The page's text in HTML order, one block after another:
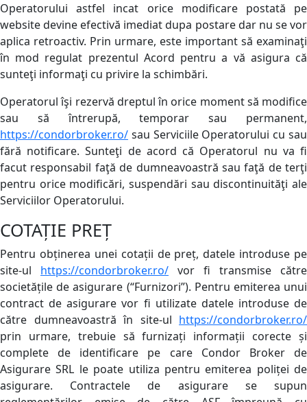
Operatorului astfel incat orice modificare postată pe
website devine efectivă imediat dupa postare dar nu se vor
aplica retroactiv. Prin urmare, este important să examinaţi
în mod regulat prezentul Acord pentru a vă asigura că
sunteţi informaţi cu privire la schimbări.
Operatorul îşi rezervă dreptul în orice moment să modifice
sau să întrerupă, temporar sau permanent,
https://condorbroker.ro/ sau Serviciile Operatorului cu sau
fără notificare. Sunteţi de acord că Operatorul nu va fi
facut responsabil faţă de dumneavoastră sau faţă de terţi
pentru orice modificări, suspendări sau discontinuităţi ale
Serviciilor Operatorului.
COTAȚIE PREȚ
Pentru obținerea unei cotații de preț, datele introduse pe
site-ul https://condorbroker.ro/ vor fi transmise către
societățile de asigurare (“Furnizori”). Pentru emiterea unui
contract de asigurare vor fi utilizate datele introduse de
către dumneavoastră în site-ul https://condorbroker.ro/
prin urmare, trebuie să furnizați informații corecte și
complete de identificare pe care Condor Broker de
Asigurare SRL le poate utiliza pentru emiterea poliței de
asigurare. Contractele de asigurare se supun